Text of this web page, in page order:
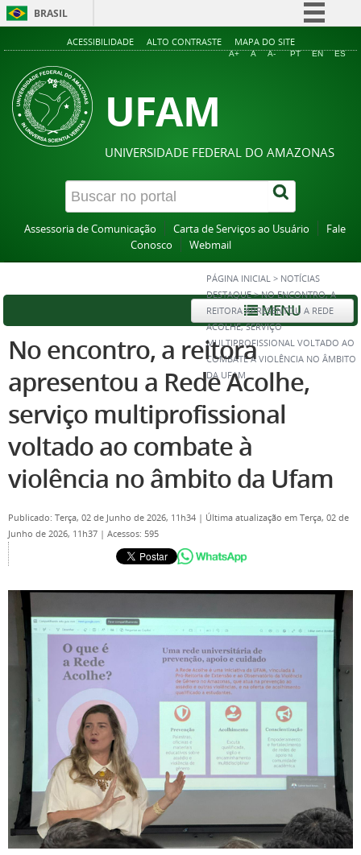
BRASIL
Simplifique!
Acesso à informação
ACESSIBILIDADE ALTO CONTRASTE MAPA DO SITE
A+ A A- PT EN ES
UFAM
UNIVERSIDADE FEDERAL DO AMAZONAS
Assessoria de Comunicação Carta de Serviços ao Usuário
Fale
Conosco
Webmail
PÁGINA INICIAL > NOTÍCIAS
DESTAQUE >NO ENCONTRO, A
REITORA APRESENTOU A REDE
ACOLHE, SERVIÇO
MULTIPROFISSIONAL VOLTADO AO
COMBATE À VIOLÊNCIA NO ÂMBITO
DA UFAM
MENU
No encontro, a reitora
apresentou a Rede Acolhe,
serviço multiprofissional
voltado ao combate à
violência no âmbito da Ufam
Publicado: Terça, 02 de Junho de 2026, 11h34 | Última atualização em Terça, 02 de
Junho de 2026, 11h37 | Acessos: 595